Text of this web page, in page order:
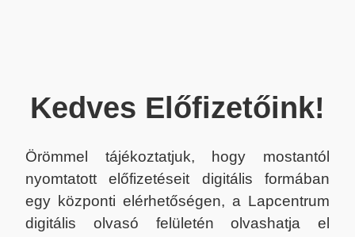
Kedves Előfizetőink!
Örömmel tájékoztatjuk, hogy mostantól
nyomtatott előfizetéseit digitális formában
egy központi elérhetőségen, a Lapcentrum
digitális olvasó felületén olvashatja el